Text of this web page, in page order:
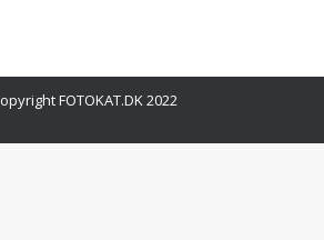
FOTOKAT.DK 2022